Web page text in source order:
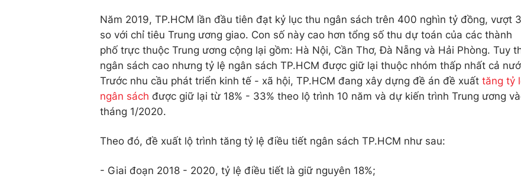
Tư vấn
Năm 2019, TP.HCM lần đầu tiên đạt kỷ lục thu ngân sách trên 400 nghìn tỷ đồng, vượt
so với chỉ tiêu Trung ương giao. Con số này cao hơn tổng số thu dự toán của các thành
phố trực thuộc Trung ương cộng lại gồm: Hà Nội, Cần Thơ, Đà Nẵng và Hải Phòng. Tuy
ngân sách cao nhưng tỷ lệ ngân sách TP.HCM được giữ lại thuộc nhóm thấp nhất cả
Trước nhu cầu phát triển kinh tế - xã hội, TP.HCM đang xây dựng đề án đề xuất tăng tỷ
ngân sách được giữ lại từ 18% - 33% theo lộ trình 10 năm và dự kiến trình Trung ương
tháng 1/2020.
Theo đó, đề xuất lộ trình tăng tỷ lệ điều tiết ngân sách TP.HCM như sau:
- Giai đoạn 2018 - 2020, tỷ lệ điều tiết là giữ nguyên 18%;